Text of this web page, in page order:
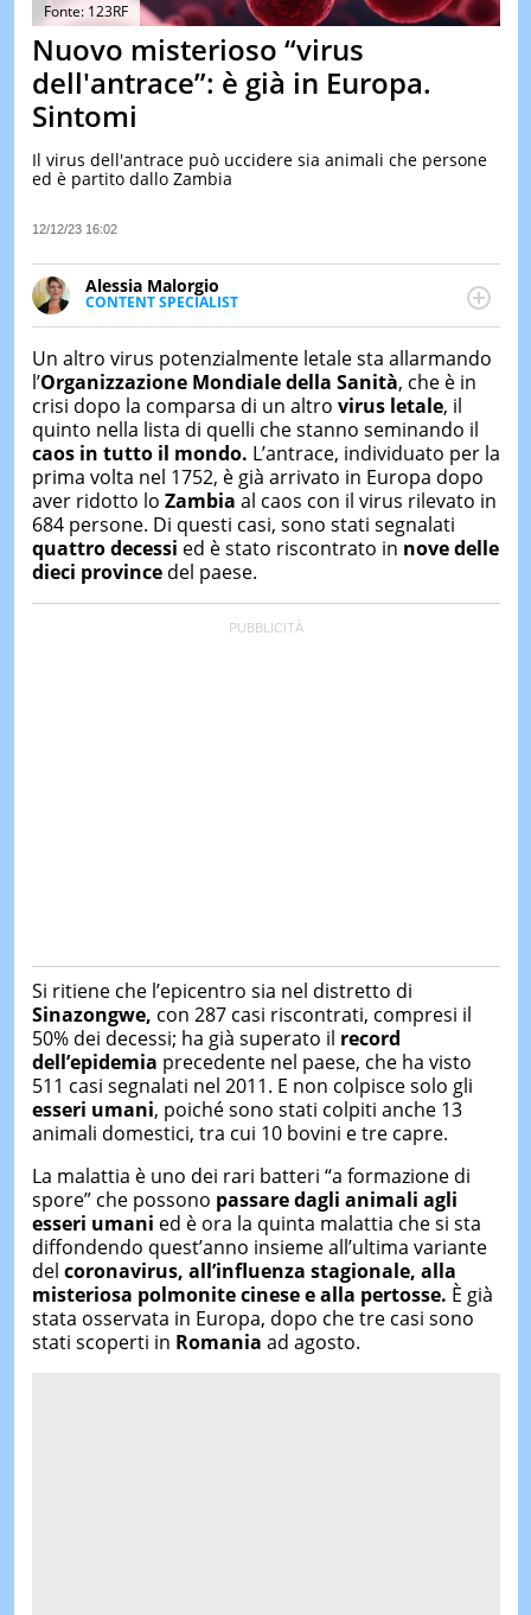
&
TEST
LE
DI
IERI
Fonte: 123RF
Nuovo misterioso “virus
dell'antrace”: è già in Europa.
Sintomi
Il virus dell'antrace può uccidere sia animali che persone
ed è partito dallo Zambia
12/12/23 16:02
Alessia Malorgio
CONTENT SPECIALIST
Ha conseguito un Master in Marketing Management
occupa della creazione di contenuti in ottica SEO e
dello sviluppo di strategie marketing attraverso
canali digitali.
Un altro virus potenzialmente letale sta allarmando
l’Organizzazione Mondiale della Sanità, che è in
crisi dopo la comparsa di un altro virus letale, il
quinto nella lista di quelli che stanno seminando il
caos in tutto il mondo. L’antrace, individuato per la
prima volta nel 1752, è già arrivato in Europa dopo
aver ridotto lo Zambia al caos con il virus rilevato in
684 persone. Di questi casi, sono stati segnalati
quattro decessi ed è stato riscontrato in nove delle
dieci provincedel paese.
Si ritiene che l’epicentro sia nel distretto di
Sinazongwe, con 287 casi riscontrati, compresi il
50% dei decessi; ha già superato il record
dell’epidemia precedente nel paese, che ha visto
511 casi segnalati nel 2011. E non colpisce solo gli
esseri umani, poiché sono stati colpiti anche 13
animali domestici, tra cui 10 bovini e tre capre.
La malattia è uno dei rari batteri “a formazione di
spore” che possono passare dagli animali agli
esseri umani ed è ora la quinta malattia che si sta
diffondendo quest’anno insieme all’ultima variante
del coronavirus, all’influenza stagionale, alla
misteriosa polmonite cinese e alla pertosse. È già
stata osservata in Europa, dopo che tre casi sono
stati scoperti in Romania ad agosto.